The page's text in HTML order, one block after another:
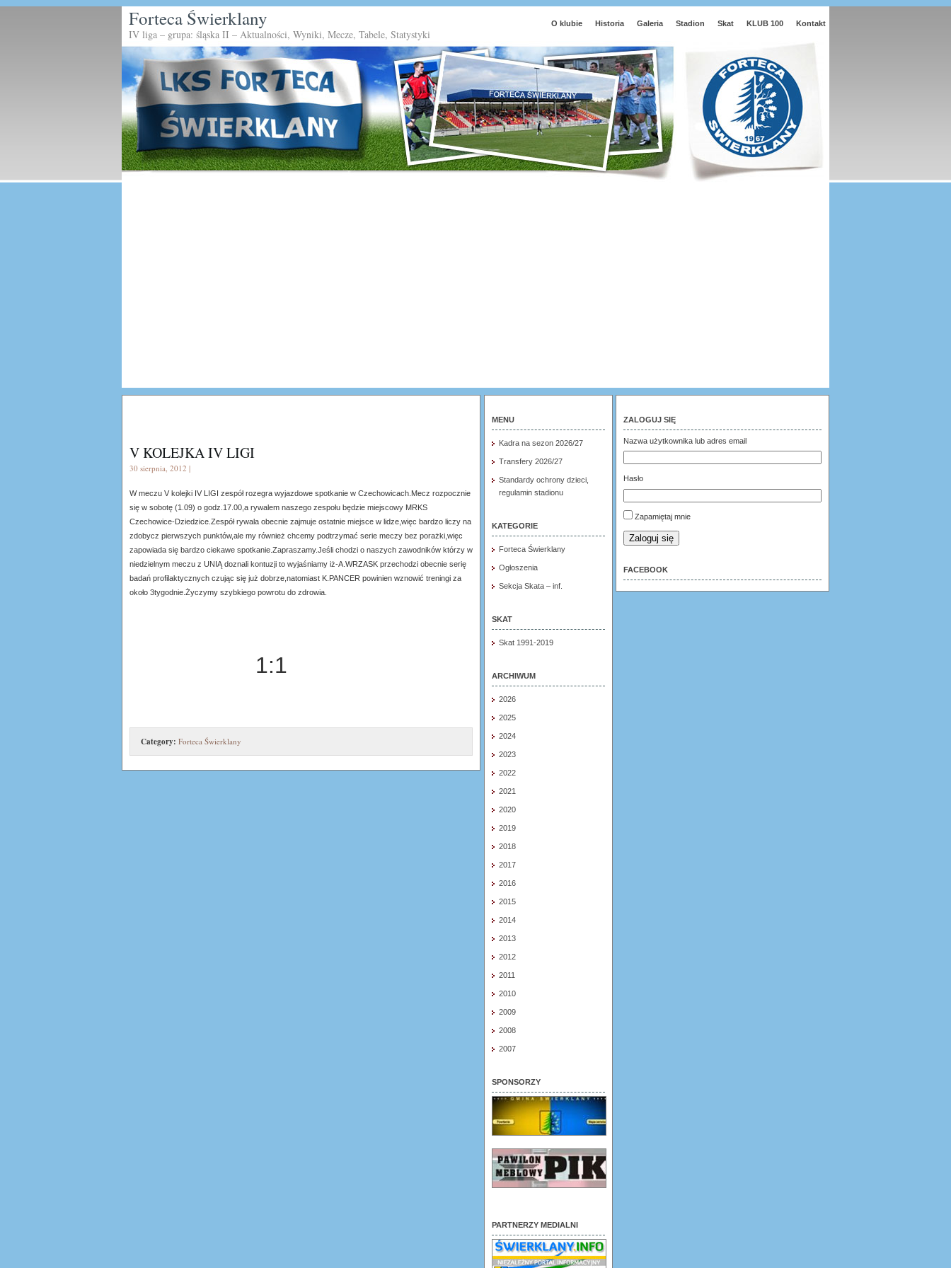
O klubie Historia Galeria Stadion Skat KLUB 100 Kontakt
Forteca Świerklany
IV liga – grupa: śląska II – Aktualności, Wyniki, Mecze, Tabele, Statystyki
V KOLEJKA IV LIGI
30 sierpnia, 2012 |
W meczu V kolejki IV LIGI zespół rozegra wyjazdowe spotkanie w Czechowicach.Mecz rozpocznie
się w sobotę (1.09) o godz.17.00,a rywalem naszego zespołu będzie miejscowy MRKS
Czechowice-Dziedzice.Zespół rywala obecnie zajmuje ostatnie miejsce w lidze,więc bardzo liczy na
zdobycz pierwszych punktów,ale my również chcemy podtrzymać serie meczy bez porażki,więc
zapowiada się bardzo ciekawe spotkanie.Zapraszamy.Jeśli chodzi o naszych zawodników którzy w
niedzielnym meczu z UNIĄ doznali kontuzji to wyjaśniamy iż-A.WRZASK przechodzi obecnie serię
badań profilaktycznych czując się już dobrze,natomiast K.PANCER powinien wznowić treningi za
około 3tygodnie.Życzymy szybkiego powrotu do zdrowia.
1:1
Category: Forteca Świerklany
MENU
Kadra na sezon 2026/27
Transfery 2026/27
Standardy ochrony dzieci,
regulamin stadionu
KATEGORIE
Forteca Świerklany
Ogłoszenia
Sekcja Skata – inf.
SKAT
Skat 1991-2019
ARCHIWUM
2026
2025
2024
2023
2022
2021
2020
2019
2018
2017
2016
2015
2014
2013
2012
2011
2010
2009
2008
2007
SPONSORZY
PARTNERZY MEDIALNI
ZALOGUJ SIĘ
Nazwa użytkownika lub adres email
Hasło
Zapamiętaj mnie
Zaloguj się
FACEBOOK